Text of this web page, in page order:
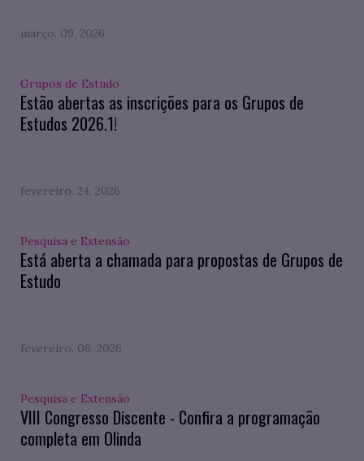
março. 09, 2026
Grupos de Estudo
Estão abertas as inscrições para os Grupos de
Estudos 2026.1!
fevereiro. 24, 2026
Pesquisa e Extensão
Está aberta a chamada para propostas de Grupos de
Estudo
fevereiro. 06, 2026
Pesquisa e Extensão
VIII Congresso Discente - Confira a programação
completa em Olinda